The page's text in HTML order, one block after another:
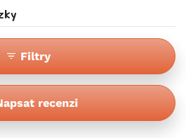
Filtry
recenzi(Otevře
se